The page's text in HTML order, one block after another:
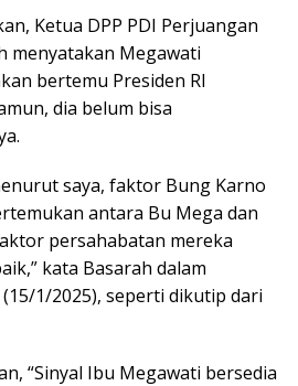
Ketua DPP PDI Perjuangan
menyatakan Megawati
bertemu Presiden RI
dia belum bisa
saya, faktor Bung Karno
antara Bu Mega dan
persahabatan mereka
kata Basarah dalam
1/2025), seperti dikutip dari
“Sinyal Ibu Megawati bersedia